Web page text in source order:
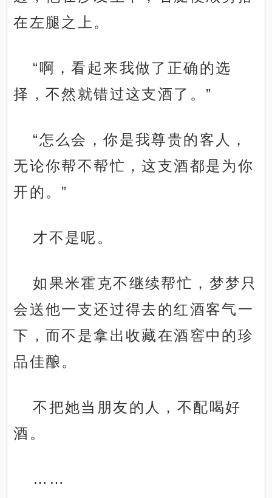
在左腿之上。
“啊，看起来我做了正确的选
择，不然就错过这支酒了。”
“怎么会，你是我尊贵的客人，
无论你帮不帮忙，这支酒都是为你
开的。”
才不是呢。
如果米霍克不继续帮忙，梦梦只
会送他一支还过得去的红酒客气一
下，而不是拿出收藏在酒窖中的珍
品佳酿。
不把她当朋友的人，不配喝好
酒。
……